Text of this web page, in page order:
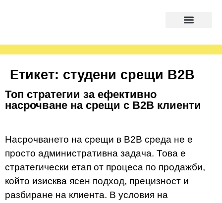
Етикет: студени срещи B2B
Топ стратегии за ефективно
насрочване на срещи с B2B клиенти
Насрочването на срещи в B2B среда не е
просто административна задача. Това е
стратегически етап от процеса по продажби,
който изисква ясен подход, прецизност и
разбиране на клиента. В условия на